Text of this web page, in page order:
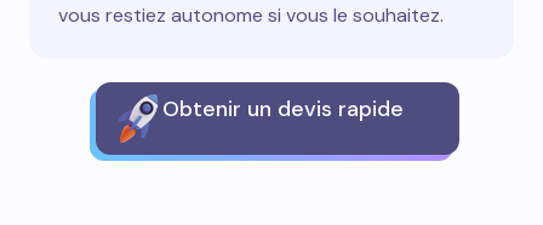
vous restiez autonome si vous le souhaitez.
Obtenir un devis rapide